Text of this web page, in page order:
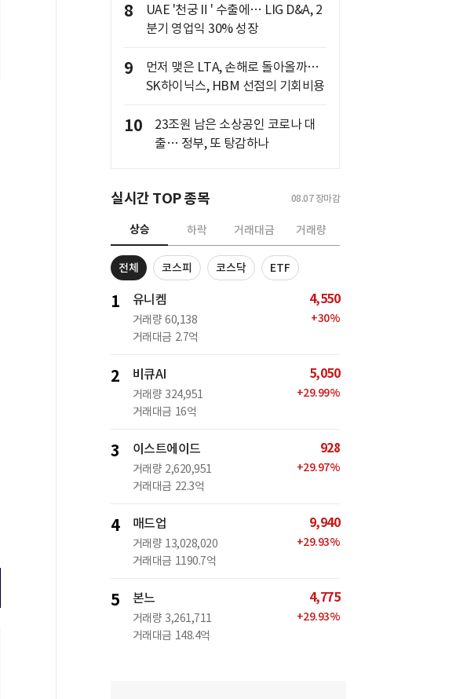
8
UAE '천궁Ⅱ' 수출에… LIG D&A, 2
분기 영업익 30% 성장
9
먼저 맺은 LTA, 손해로 돌아올까…
SK하이닉스, HBM 선점의 기회비용
10
23조원 남은 소상공인 코로나 대
출… 정부, 또 탕감하나
실시간 TOP 종목 08.07 장마감
상승 하락 거래대금 거래량
전체 코스피 코스닥 ETF
1 유니켐
거래량 60,138
거래대금 2.7억
4,550
+30%
2 비큐AI
거래량 324,951
거래대금 16억
5,050
+29.99%
3 이스트에이드
거래량 2,620,951
거래대금 22.3억
928
+29.97%
4 매드업
거래량 13,028,020
거래대금 1190.7억
9,940
+29.93%
5 본느
거래량 3,261,711
거래대금 148.4억
4,775
+29.93%